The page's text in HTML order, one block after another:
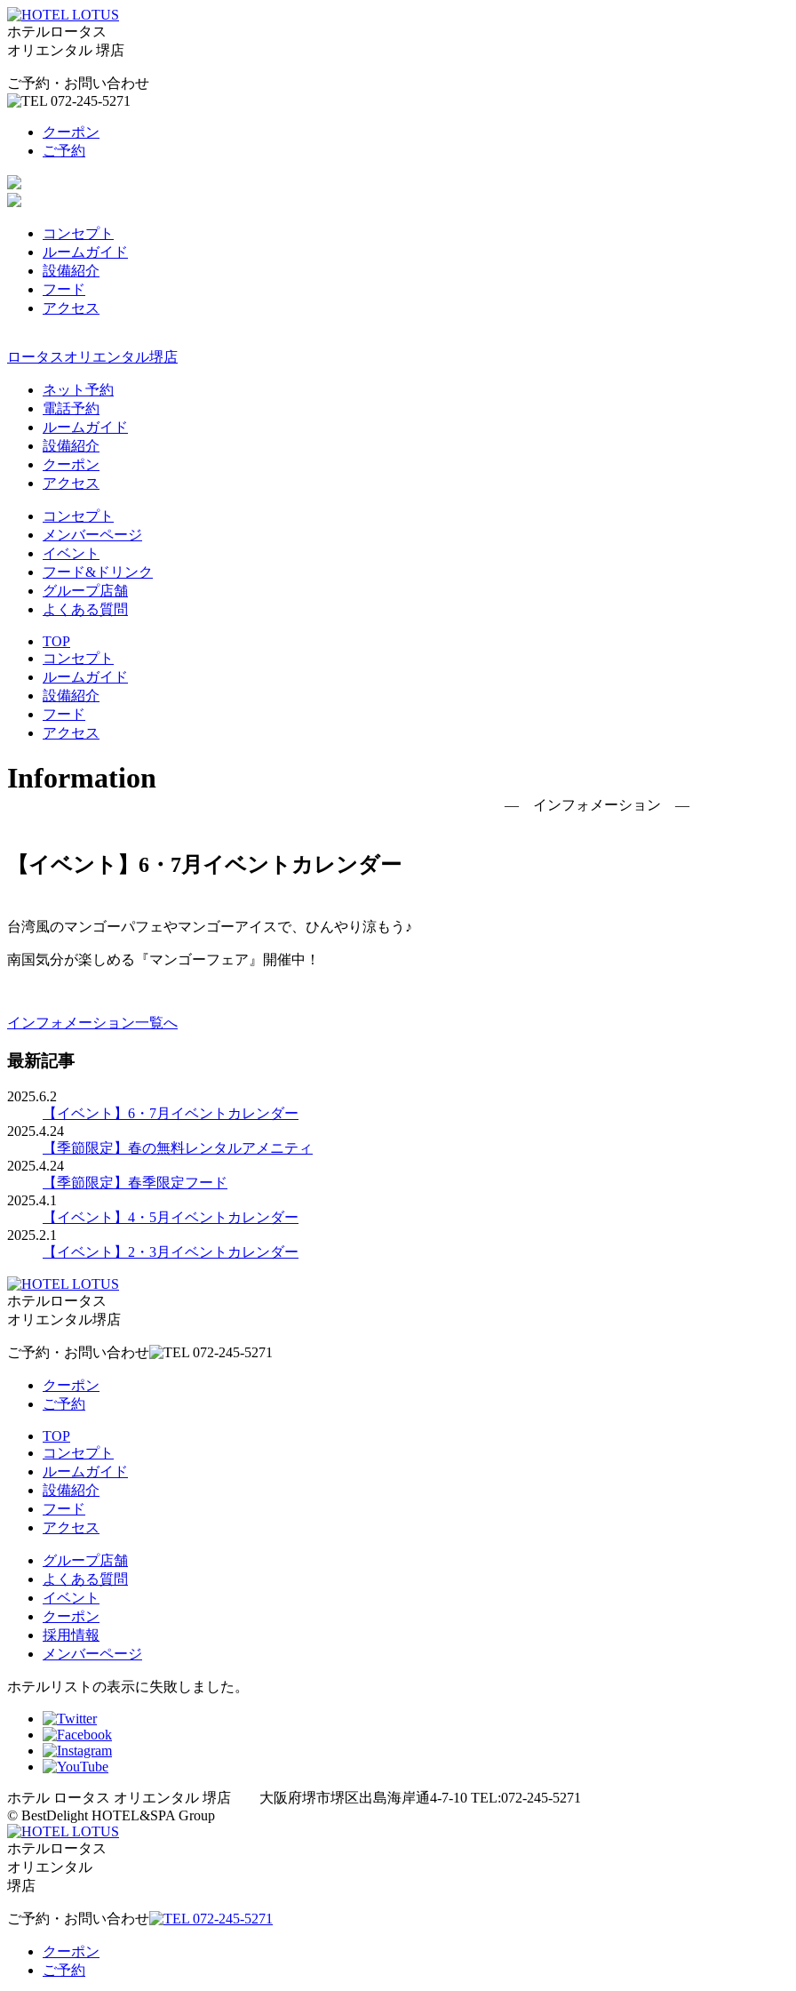
ホテルロータス
オリエンタル 堺店
ご予約・お問い合わせ
クーポン
ご予約
コンセプト
ルームガイド
設備紹介
フード
アクセス
ロータスオリエンタル堺店
ネット予約
電話予約
ルームガイド
設備紹介
クーポン
アクセス
コンセプト
メンバーページ
イベント
フード&ドリンク
グループ店舗
よくある質問
TOP
コンセプト
ルームガイド
設備紹介
フード
アクセス
Information
― インフォメーション ―
【イベント】6・7月イベントカレンダー
台湾風のマンゴーパフェやマンゴーアイスで、ひんやり涼もう♪
南国気分が楽しめる『マンゴーフェア』開催中！
インフォメーション一覧へ
最新記事
2025.6.2
【イベント】6・7月イベントカレンダー
2025.4.24
【季節限定】春の無料レンタルアメニティ
2025.4.24
【季節限定】春季限定フード
2025.4.1
【イベント】4・5月イベントカレンダー
2025.2.1
【イベント】2・3月イベントカレンダー
ホテルロータス
オリエンタル堺店
ご予約・お問い合わせ
クーポン
ご予約
TOP
コンセプト
ルームガイド
設備紹介
フード
アクセス
グループ店舗
よくある質問
イベント
クーポン
採用情報
メンバーページ
ホテルリストの表示に失敗しました。
ホテル ロータス オリエンタル 堺店 大阪府堺市堺区出島海岸通4-7-10 TEL:072-245-5271
© BestDelight HOTEL&SPA Group
ホテルロータス
オリエンタル
堺店
ご予約・お問い合わせ
クーポン
ご予約